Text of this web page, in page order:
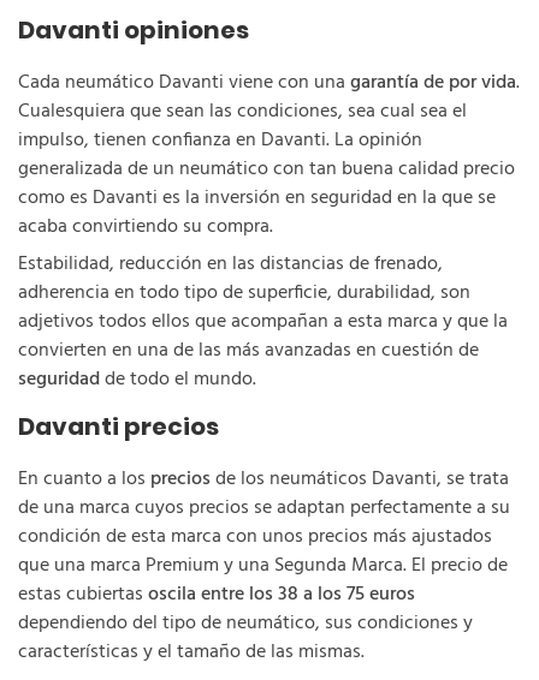
Davanti opiniones
Cada neumático Davanti viene con unagarantía de por vida.
Cualesquiera que sean las condiciones, sea cual sea el
impulso, tienen confianza en Davanti. La opinión
generalizada de un neumático con tan buena calidad precio
como es Davanti es la inversión en seguridad en la que se
acaba convirtiendo su compra.
Estabilidad, reducción en las distancias de frenado,
adherencia en todo tipo de superficie, durabilidad, son
adjetivos todos ellos que acompañan a esta marca y que la
convierten en una de las más avanzadas en cuestión de
seguridadde todo el mundo.
Davanti precios
En cuanto a los preciosde los neumáticos Davanti, se trata
de una marca cuyos precios se adaptan perfectamente a su
condición de esta marca con unos precios más ajustados
que una marca Premium y una Segunda Marca. El precio de
estas cubiertasoscila entre los 38 a los 75 euros
dependiendo del tipo de neumático, sus condiciones y
características y el tamaño de las mismas.